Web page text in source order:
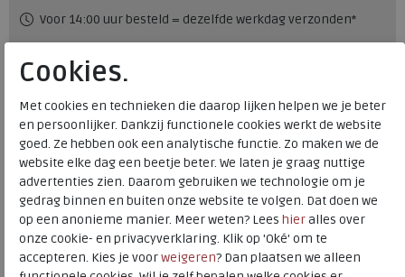
Voor 14:00 uur besteld = dezelfde werkdag verzonden*
Alternatieve kleuren
Merk
Finn Comfort
Fabrikantcode
02913-902835
Cookies.
Met cookies en technieken die daarop lijken helpen we je beter
en persoonlijker. Dankzij functionele cookies werkt de website
goed. Ze hebben ook een analytische functie. Zo maken we de
website elke dag een beetje beter. We laten je graag nuttige
advertenties zien. Daarom gebruiken we technologie om je
gedrag binnen en buiten onze website te volgen. Dat doen we
op een anonieme manier. Meer weten? Lees hieralles over
onze cookie- en privacyverklaring. Klik op 'Oké' om te
accepteren. Kies je voorweigeren? Dan plaatsen we alleen